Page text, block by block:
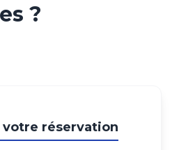
?
votre réservation